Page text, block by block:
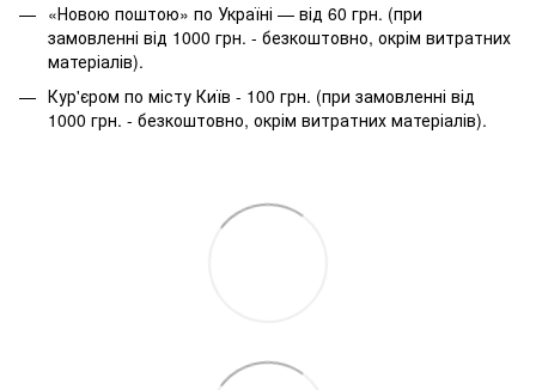
«Новою поштою» по Україні — від 60 грн. (при
замовленні від 1000 грн. - безкоштовно, окрім витратних
матеріалів).
Кур'єром по місту Київ - 100 грн. (при замовленні від
1000 грн. - безкоштовно, окрім витратних матеріалів).